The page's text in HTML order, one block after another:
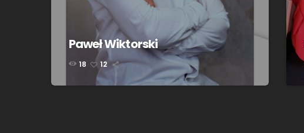
Paweł Wiktorski
18 12